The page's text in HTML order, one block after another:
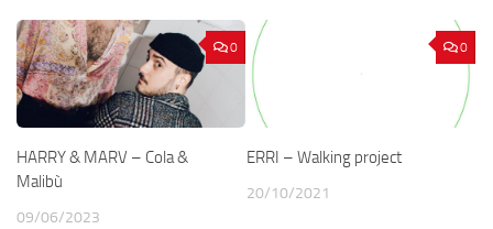
0
HARRY & MARV – Cola &
Malibù
09/06/2023
0
ERRI – Walking project
20/10/2021